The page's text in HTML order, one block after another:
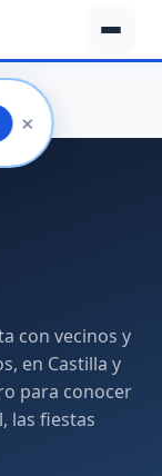
con vecinos y
en Castilla y
para conocer
las fiestas
✕